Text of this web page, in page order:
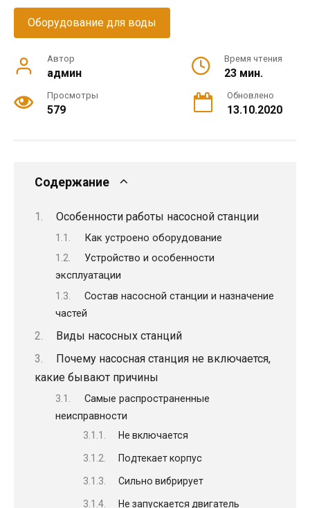
Оборудование для воды
Автор
админ
Время чтения
23 мин.
Просмотры
579
Обновлено
13.10.2020
Содержание
Особенности работы насосной станции
Как устроено оборудование
Устройство и особенности
эксплуатации
Состав насосной станции и назначение
частей
Виды насосных станций
Почему насосная станция не включается,
какие бывают причины
Самые распространенные
неисправности
Не включается
Подтекает корпус
Сильно вибрирует
Не запускается двигатель